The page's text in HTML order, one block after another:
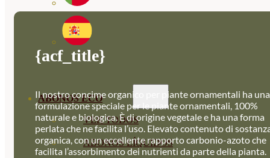
ABONOS ECO
VER TODOS
ABONOS LÍQUIDOS
{acf_title}
Il nostro concime organico per piante ornamentali ha una
formulazione speciale per le piante ornamentali, 100%
naturale e biologica. È di origine vegetale e ha una forma
perlata che ne facilita l’uso. Elevato contenuto di
organica, con un eccellente rapporto carbonio-azoto che
facilita l’assorbimento dei nutrienti da parte della pianta.